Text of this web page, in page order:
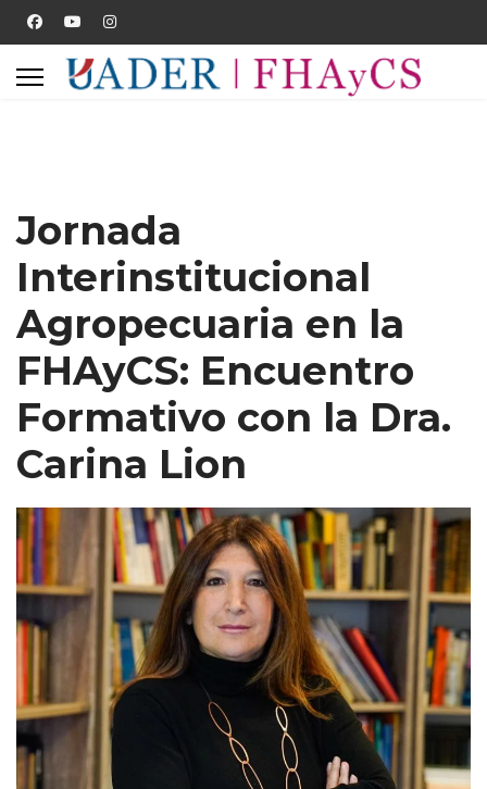
Jornada
Interinstitucional
Agropecuaria en la
FHAyCS: Encuentro
Formativo con la Dra.
Carina Lion